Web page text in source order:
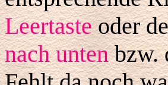
Leertasteoder
nach untenbzw.